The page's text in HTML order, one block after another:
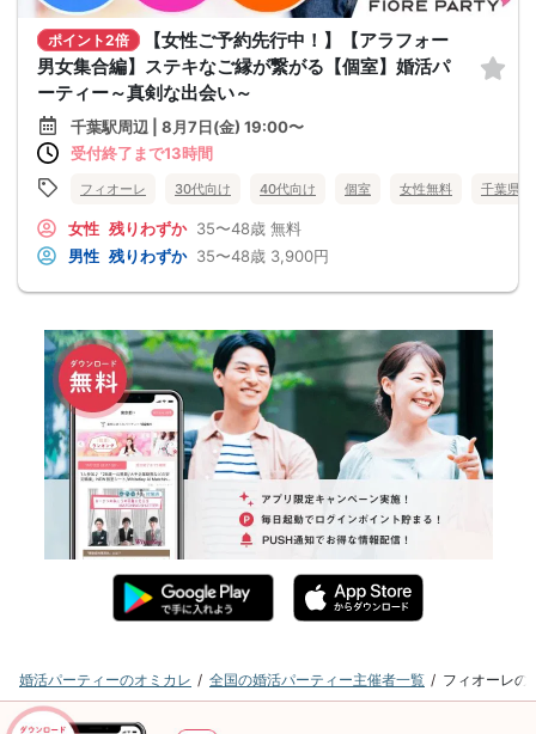
ポイント2倍
【女性ご予約先行中！】【アラフォー
男女集合編】ステキなご縁が繋がる【個室】婚活パ
ーティー～真剣な出会い～
千葉駅周辺 | 8月7日(金) 19:00〜
受付終了まで13時間
フィオーレ 30代向け 40代向け 個室 女性無料 千葉県
女性 残りわずか 35〜48歳 無料
男性 残りわずか 35〜48歳 3,900円
婚活パーティーのオミカレ 全国の婚活パーティー主催者一覧 フィオーレの